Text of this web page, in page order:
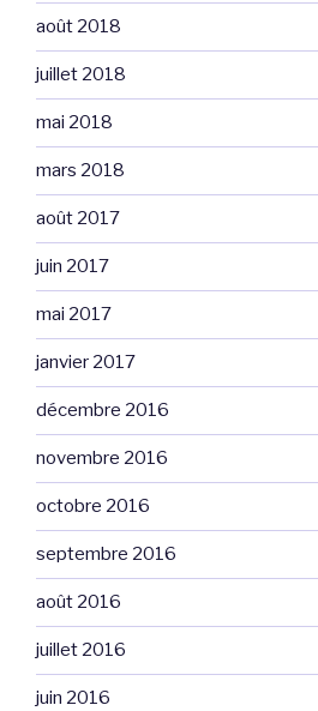
août 2018
juillet 2018
mai 2018
mars 2018
août 2017
juin 2017
mai 2017
janvier 2017
décembre 2016
novembre 2016
octobre 2016
septembre 2016
août 2016
juillet 2016
juin 2016